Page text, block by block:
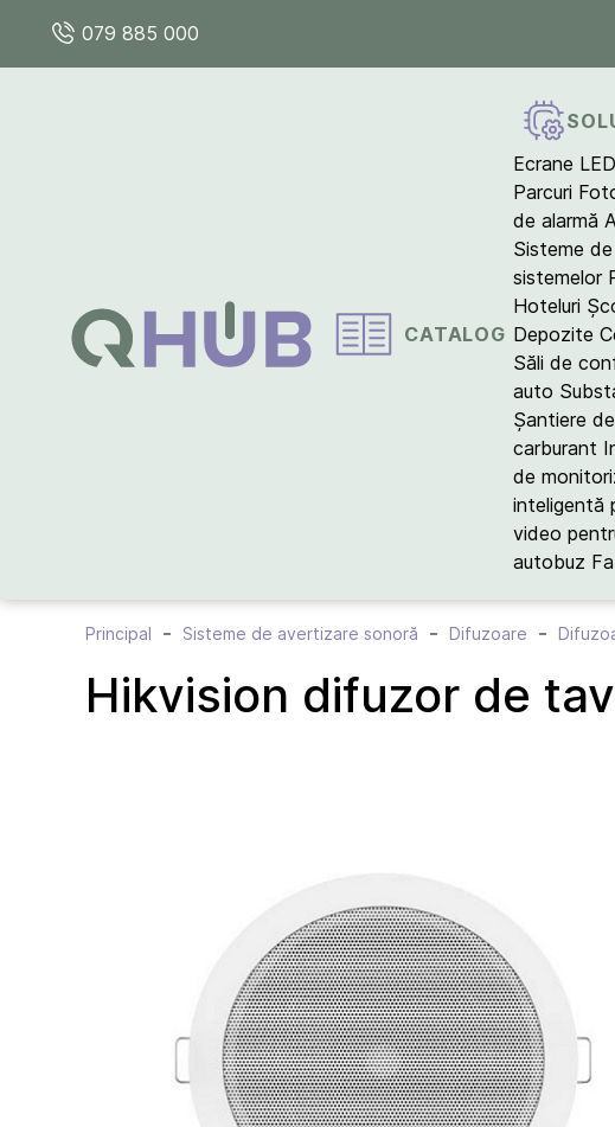
079 885 000
CATALOG
Ecrane LED
Parcuri
de alarmă
Sisteme
sistemelor
Hoteluri
Depozite
Săli de
auto
Șantiere
carburant
de
inteligentă
video
autobuz
Principal Sisteme de avertizare sonoră Difuzoare
Hikvision difuzor de